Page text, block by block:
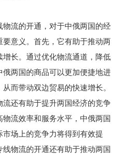
物流的开通，对于中俄两国的经
要意义。首先，它有助于推动两
增长。通过优化物流通道，降低
俄两国的商品可以更加便捷地进
从而带动双边贸易的快速增长。
流还有助于提升两国经济的竞争
物流效率和服务水平，中俄两国
市场上的竞争力将得到有效提
线物流的开通还有助于推动两国